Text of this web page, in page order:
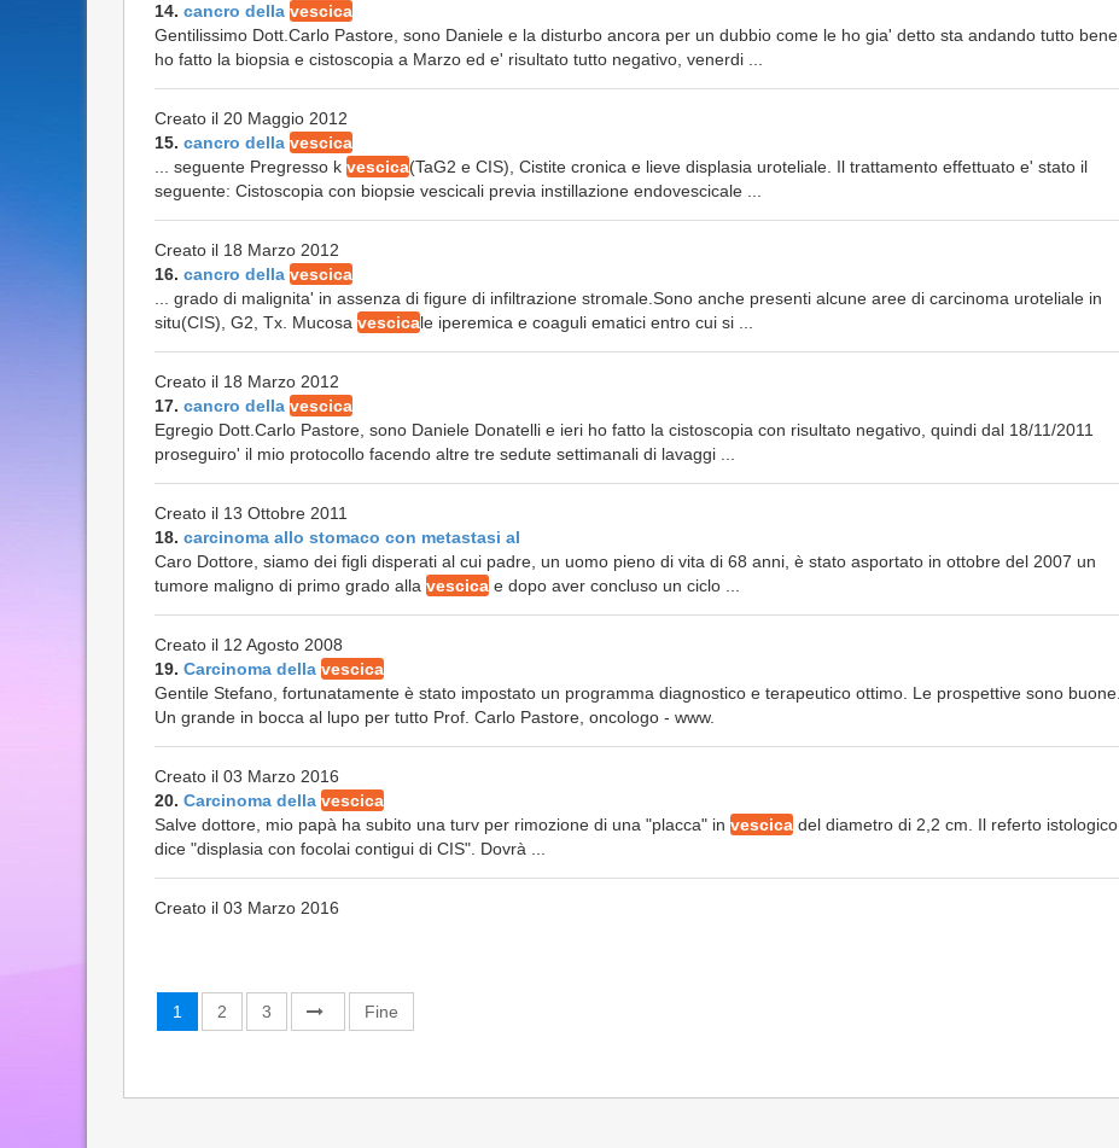
14. cancro della vescica
Gentilissimo Dott.Carlo Pastore, sono Daniele e la disturbo ancora per un dubbio come le ho gia' detto sta andando tutto bene,
ho fatto la biopsia e cistoscopia a Marzo ed e' risultato tutto negativo, venerdi ...
Creato il 20 Maggio 2012
15. cancro della vescica
... seguente Pregresso k vescica(TaG2 e CIS), Cistite cronica e lieve displasia uroteliale. Il trattamento effettuato e' stato il
seguente: Cistoscopia con biopsie vescicali previa instillazione endovescicale ...
Creato il 18 Marzo 2012
16. cancro della vescica
... grado di malignita' in assenza di figure di infiltrazione stromale.Sono anche presenti alcune aree di carcinoma uroteliale in
situ(CIS), G2, Tx. Mucosa vescicale iperemica e coaguli ematici entro cui si ...
Creato il 18 Marzo 2012
17. cancro della vescica
Egregio Dott.Carlo Pastore, sono Daniele Donatelli e ieri ho fatto la cistoscopia con risultato negativo, quindi dal 18/11/2011
proseguiro' il mio protocollo facendo altre tre sedute settimanali di lavaggi ...
Creato il 13 Ottobre 2011
18. carcinoma allo stomaco con metastasi al
Caro Dottore, siamo dei figli disperati al cui padre, un uomo pieno di vita di 68 anni, è stato asportato in ottobre del 2007 un
tumore maligno di primo grado alla vescica e dopo aver concluso un ciclo ...
Creato il 12 Agosto 2008
19. Carcinoma della vescica
Gentile Stefano, fortunatamente è stato impostato un programma diagnostico e terapeutico ottimo. Le prospettive sono buone.
Un grande in bocca al lupo per tutto Prof. Carlo Pastore, oncologo - www.
Creato il 03 Marzo 2016
20. Carcinoma della vescica
Salve dottore, mio papà ha subito una turv per rimozione di una "placca" in vescica del diametro di 2,2 cm. Il referto istologico
dice "displasia con focolai contigui di CIS". Dovrà ...
Creato il 03 Marzo 2016
1 2 3 Fine